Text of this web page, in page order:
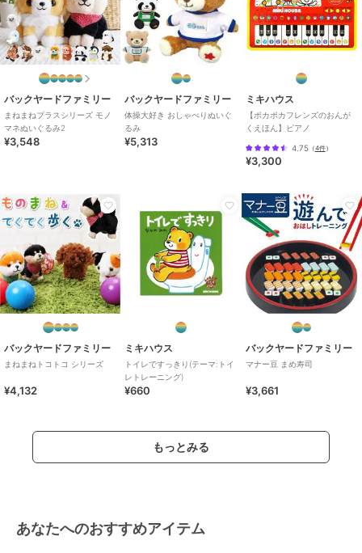
バックヤードファミリー
まねまねプラスシリーズ モノ
マネぬいぐるみ2
¥3,548
バックヤードファミリー
体操大好き おしゃべりぬいぐ
るみ
¥5,313
ミキハウス
【ポカポカフレンズのおんが
くえほん】ピアノ
4.75（4件）
¥3,300
バックヤードファミリー
まねまねトコトコ シリーズ
¥4,132
ミキハウス
トイレですっきり(テーマ:トイ
レトレーニング)
¥660
バックヤードファミリー
マナー豆 まめ寿司
¥3,661
もっとみる
あなたへのおすすめアイテム